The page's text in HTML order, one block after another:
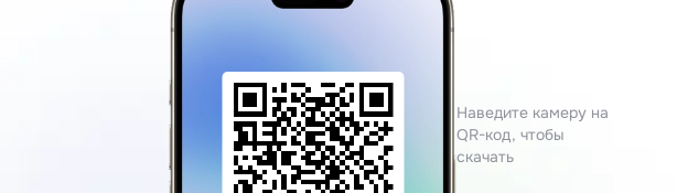
Наведите камеру на
QR-код, чтобы
скачать